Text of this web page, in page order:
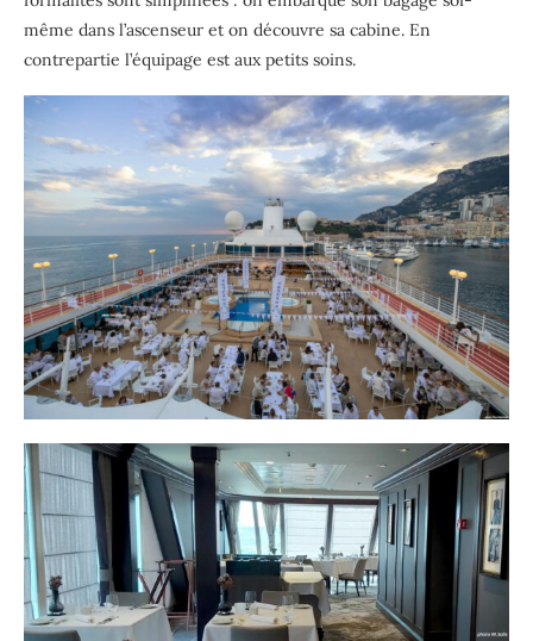
même dans l’ascenseur et on découvre sa cabine. En
contrepartie l’équipage est aux petits soins.